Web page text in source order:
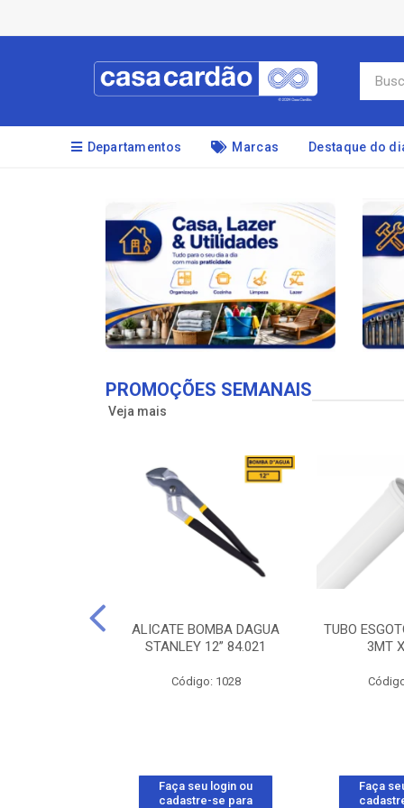
Departamentos Marcas Destaque do
PROMOÇÕES SEMANAIS
Veja mais
ALICATE BOMBA DAGUA
STANLEY 12” 84.021
Código: 1028
Faça seu login ou
cadastre-se para
TUBO
3MT
Faça